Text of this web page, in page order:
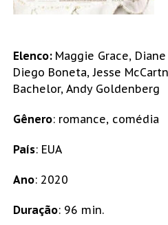
Elenco: Maggie Grace,
Diego Boneta, Jesse
Bachelor, Andy Goldenberg
Gênero: romance, comédia
País: EUA
Ano: 2020
Duração: 96 min.